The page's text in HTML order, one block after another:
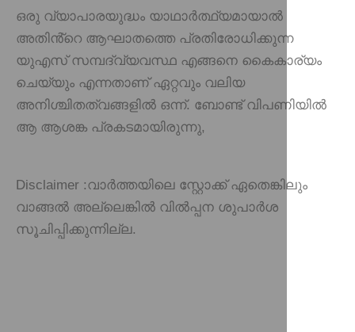
ഒരു വ്യാപാരയുദ്ധം യാഥാർത്ഥ്യമായാൽ
അതിൻ്റെ ആഘാതത്തെ പ്രതിരോധിക്കുന്ന
യുഎസ് സമ്പദ്‌വ്യവസ്ഥ എങ്ങനെ കൈകാര്യം
ചെയ്യും എന്നതാണ് ഏറ്റവും വലിയ
അനിശ്ചിതത്വങ്ങളിൽ ഒന്ന്. ബോണ്ട് വിപണിയിൽ
ആ ആശങ്ക പ്രകടമായിരുന്നു,
Disclaimer :വാർത്തയിലെ സ്റ്റോക്ക് ഏതെങ്കിലും
വാങ്ങൽ അല്ലെങ്കിൽ വിൽപ്പന ശുപാർശ
സൂചിപ്പിക്കുന്നില്ല.